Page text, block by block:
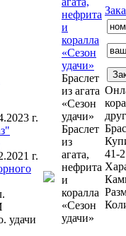
г.
г.
удачи
Браслет
из агата
«Сезон
удачи»
Браслет
из
агата,
нефрита
и
коралла
«Сезон
удачи»
41-